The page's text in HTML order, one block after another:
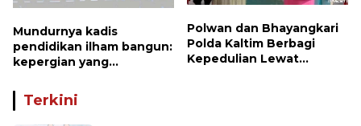
Mundurnya kadis
pendidikan ilham bangun:
kepergian yang
untuk kembali berbenah
Polwan dan Bhayangkari
Polda Kaltim Berbagi
Kepedulian Lewat
Terkini